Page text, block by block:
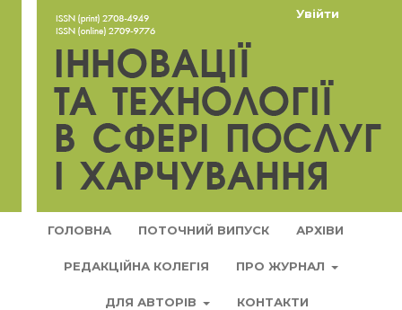
ГОЛОВНА ПОТОЧНИЙ ВИПУСК АРХІВИ
РЕДАКЦІЙНА КОЛЕГІЯ ПРО ЖУРНАЛ
ДЛЯ АВТОРІВ КОНТАКТИ
Увійти